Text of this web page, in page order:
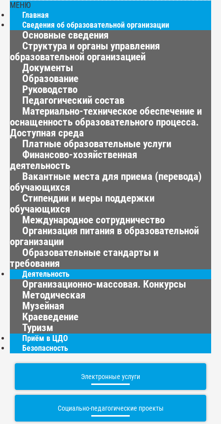
МЕНЮ
Главная
Сведения об образовательной организации
Основные сведения
Структура и органы управления
образовательной организацией
Документы
Образование
Руководство
Педагогический состав
Материально-техническое обеспечение и
оснащенность образовательного процесса.
Доступная среда
Платные образовательные услуги
Финансово-хозяйственная
деятельность
Вакантные места для приема (перевода)
обучающихся
Стипендии и меры поддержки
обучающихся
Международное сотрудничество
Организация питания в образовательной
организации
Образовательные стандарты и
требования
Деятельность
Организационно-массовая. Конкурсы
Методическая
Музейная
Краеведение
Туризм
Приём в ЦДО
Безопасность
Электронные услуги
Социально-педагогические проекты